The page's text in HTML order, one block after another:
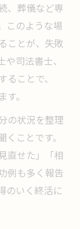
、葬儀など専
このような場
ことが、失敗
司法書士、
ことで、
。
の状況を整理
ことです。
直せた」「相
例も多く報告
のいく終活に